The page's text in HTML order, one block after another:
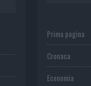
Prima pagina
Cronaca
Economia